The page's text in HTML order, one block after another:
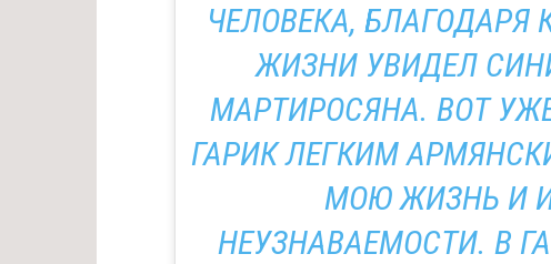
ЧЕЛОВЕКА, БЛАГОДАРЯ
ЖИЗНИ УВИДЕЛ
МАРТИРОСЯНА. ВОТ
ГАРИК ЛЕГКИМ
МОЮ ЖИЗНЬ И
НЕУЗНАВАЕМОСТИ. В